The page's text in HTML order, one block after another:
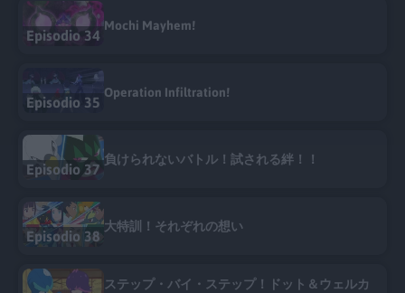
Episodio 34
Mochi Mayhem!
Episodio 35
Operation Infiltration!
Episodio 37
負けられないバトル！試される絆！！
Episodio 38
大特訓！それぞれの想い
ステップ・バイ・ステップ！ドット＆ウェルカ